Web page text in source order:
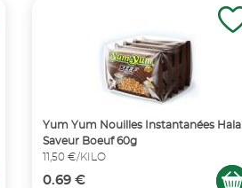
Yum Yum Nouilles Instantanées Halal
Saveur Boeuf 60g
11,50 €/KILO
0.69 €